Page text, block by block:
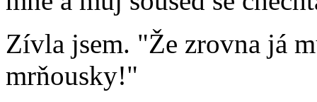
Zívla jsem. "Že zrovna já
mrňousky!"